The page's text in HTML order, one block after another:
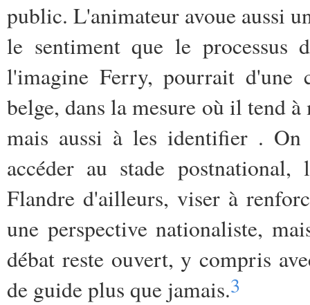
public. L'animateur avoue aussi
le sentiment que le processus
l'imagine Ferry, pourrait d'une
belge, dans la mesure où il tend
mais aussi à les identifier .
accéder au stade
Flandre d'ailleurs, viser à
une perspective nationaliste,
débat reste ouvert, y compris
de guide plus que jamais.3